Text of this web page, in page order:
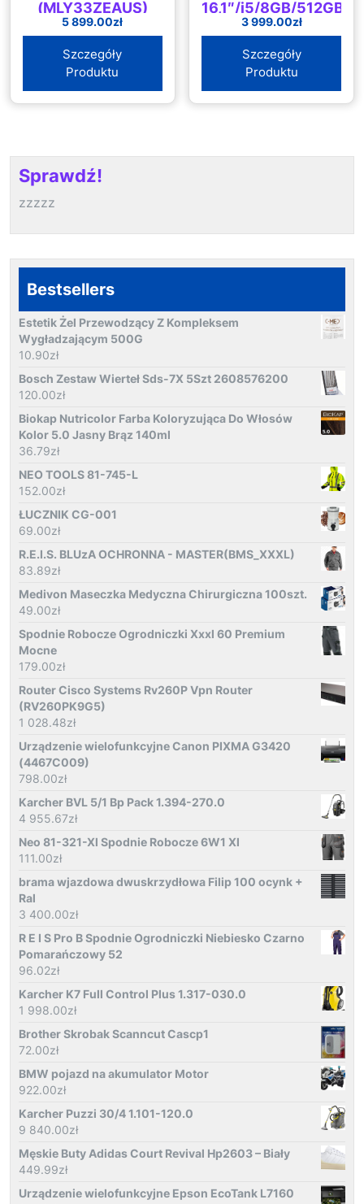
(MLY33ZEAUS)
5 899.00zł
Szczegóły
Produktu
16,1″/i5/8GB/512GB/
(2K9J1EA)
3 999.00zł
Szczegóły
Produktu
Sprawdź!
zzzzz
Bestsellers
Estetik Żel Przewodzący Z Kompleksem
Wygładzającym 500G
10.90zł
Bosch Zestaw Wierteł Sds-7X 5Szt 2608576200
120.00zł
Biokap Nutricolor Farba Koloryzująca Do Włosów
Kolor 5.0 Jasny Brąz 140ml
36.79zł
NEO TOOLS 81-745-L
152.00zł
ŁUCZNIK CG-001
69.00zł
R.E.I.S. BLUzA OCHRONNA - MASTER(BMS_XXXL)
83.89zł
Medivon Maseczka Medyczna Chirurgiczna 100szt.
49.00zł
Spodnie Robocze Ogrodniczki Xxxl 60 Premium
Mocne
179.00zł
Router Cisco Systems Rv260P Vpn Router
(RV260PK9G5)
1 028.48zł
Urządzenie wielofunkcyjne Canon PIXMA G3420
(4467C009)
798.00zł
Karcher BVL 5/1 Bp Pack 1.394-270.0
4 955.67zł
Neo 81-321-Xl Spodnie Robocze 6W1 Xl
111.00zł
brama wjazdowa dwuskrzydłowa Filip 100 ocynk +
Ral
3 400.00zł
R E I S Pro B Spodnie Ogrodniczki Niebiesko Czarno
Pomarańczowy 52
96.02zł
Karcher K7 Full Control Plus 1.317-030.0
1 998.00zł
Brother Skrobak Scanncut Cascp1
72.00zł
BMW pojazd na akumulator Motor
922.00zł
Karcher Puzzi 30/4 1.101-120.0
9 840.00zł
Męskie Buty Adidas Court Revival Hp2603 – Biały
449.99zł
Urządzenie wielofunkcyjne Epson EcoTank L7160